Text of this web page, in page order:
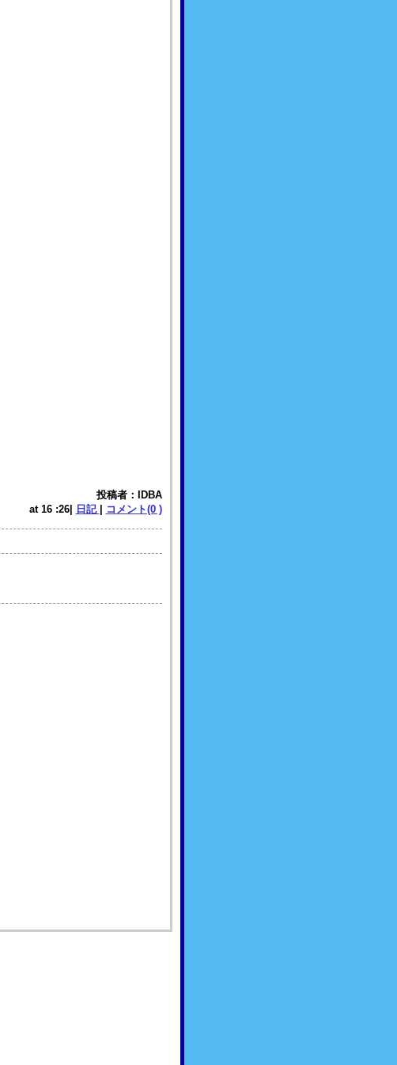
投稿者：IDBA
at 16 :26|
日記 コメント(0 )